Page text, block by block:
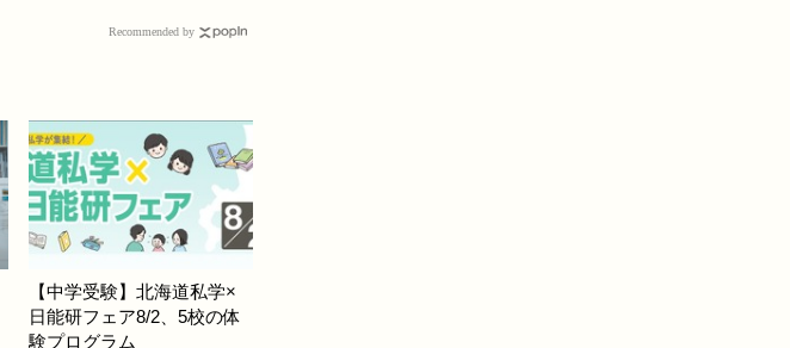
Recommended by
【中学受験】北海道私学×
日能研フェア8/2、5校の体
験プログラム